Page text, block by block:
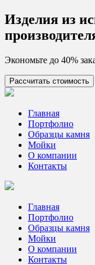
Skip
to
content
Изделия из
Экономьте до 40%
Рассчитать стоимость
Цех камня
Столешницы из
Главная
Портфолио
Образцы камня
Мойки
О компании
Контакты
Главная
Портфолио
Образцы камня
Мойки
О компании
Контакты